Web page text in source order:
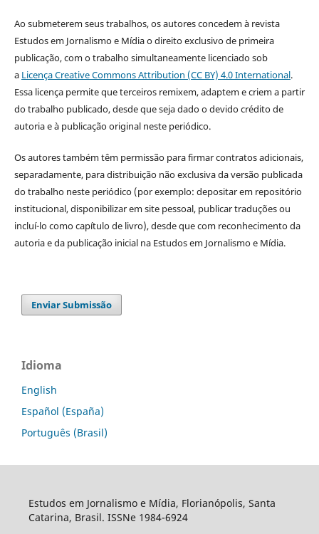
Ao submeterem seus trabalhos, os autores concedem à revista
Estudos em Jornalismo e Mídia o direito exclusivo de primeira
publicação, com o trabalho simultaneamente licenciado sob
a Licença Creative Commons Attribution (CC BY) 4.0 International.
Essa licença permite que terceiros remixem, adaptem e criem a partir
do trabalho publicado, desde que seja dado o devido crédito de
autoria e à publicação original neste periódico.
Os autores também têm permissão para firmar contratos adicionais,
separadamente, para distribuição não exclusiva da versão publicada
do trabalho neste periódico (por exemplo: depositar em repositório
institucional, disponibilizar em site pessoal, publicar traduções ou
incluí-lo como capítulo de livro), desde que com reconhecimento da
autoria e da publicação inicial na Estudos em Jornalismo e Mídia.
Enviar Submissão
Idioma
English
Español (España)
Português (Brasil)
Estudos em Jornalismo e Mídia, Florianópolis, Santa
Catarina, Brasil. ISSNe 1984-6924